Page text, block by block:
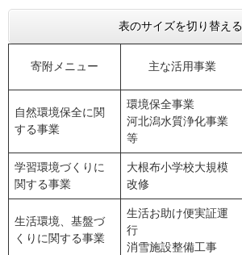
表のサイズを切り替える
寄附メニュー 主な活用事業
自然環境保全に関
する事業
環境保全事業
河北潟水質浄化事業
等
学習環境づくりに
関する事業
大根布小学校大規模
改修
生活環境、基盤づ
くりに関する事業
生活お助け便実証運
行
消雪施設整備工事